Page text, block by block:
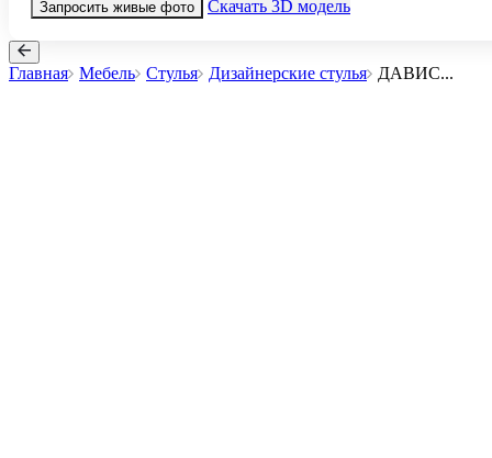
Запросить живые фото Скачать 3D модель
Главная Мебель Стулья Дизайнерские стулья ДАВИС...